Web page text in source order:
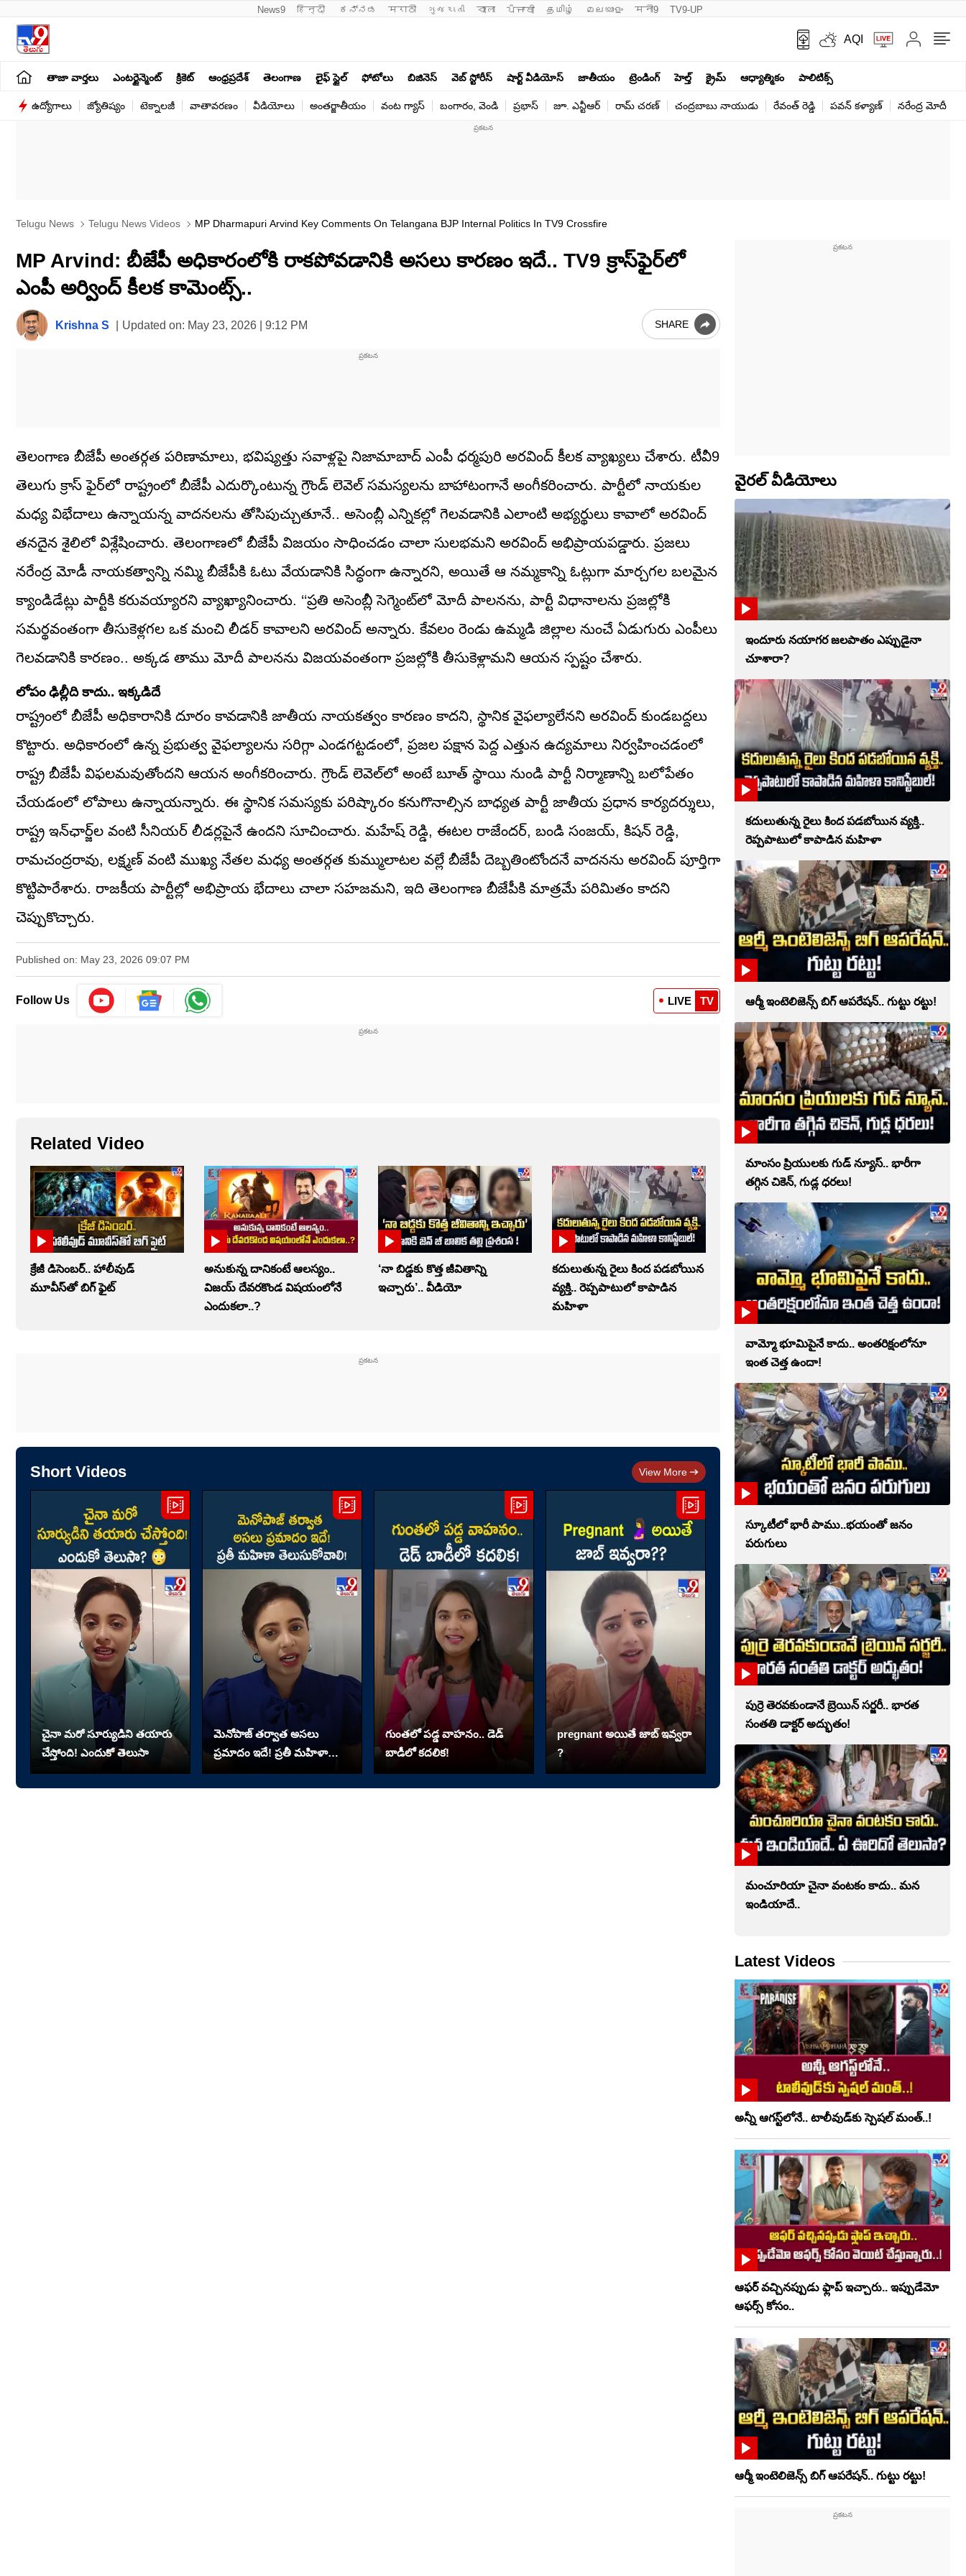
News9 हिन्दी ಕನ್ನಡ मराठी ગુજરાતી বাংলা ਪੰਜਾਬੀ தமிழ் മലയാളം मनी9 TV9-UP
AQI
తాజా వార్తలు ఎంటర్టైన్మెంట్ క్రికెట్ ఆంధ్రప్రదేశ్ తెలంగాణ లైఫ్ స్టైల్ ఫోటోలు బిజినెస్ వెబ్ స్టోరీస్ షార్ట్ వీడియోస్ జాతీయం ట్రెండింగ్ హెల్త్‌ క్రైమ్ ఆధ్యాత్మికం పాలిటిక్స్‌
ఉద్యోగాలు జ్యోతిష్యం టెక్నాలజీ వాతావరణం వీడియోలు అంతర్జాతీయం వంట గ్యాస్ బంగారం, వెండి ప్రభాస్ జూ. ఎన్టీఆర్ రామ్ చ‌ర‌ణ్‌ చంద్రబాబు నాయుడు రేవంత్ రెడ్డి పవన్ కళ్యాణ్ నరేంద్ర మోదీ
Telugu News Telugu News Videos MP Dharmapuri Arvind Key Comments On Telangana BJP Internal Politics In TV9 Crossfire
MP Arvind: బీజేపీ అధికారంలోకి రాకపోవడానికి అసలు కారణం ఇదే.. TV9 క్రాస్‌ఫైర్‌లో
ఎంపీ అర్వింద్ కీలక కామెంట్స్..
Krishna S Updated on: May 23, 2026 | 9:12 PM SHARE
తెలంగాణ బీజేపీ అంతర్గత పరిణామాలు, భవిష్యత్తు సవాళ్లపై నిజామాబాద్ ఎంపీ ధర్మపురి అరవింద్ కీలక వ్యాఖ్యలు చేశారు. టీవీ9
తెలుగు క్రాస్ ఫైర్‌లో రాష్ట్రంలో బీజేపీ ఎదుర్కొంటున్న గ్రౌండ్ లెవెల్ సమస్యలను బాహాటంగానే అంగీకరించారు. పార్టీలో నాయకుల
మధ్య విభేదాలు ఉన్నాయన్న వాదనలను తోసిపుచ్చుతూనే.. అసెంబ్లీ ఎన్నికల్లో గెలవడానికి ఎలాంటి అభ్యర్థులు కావాలో అరవింద్
తనదైన శైలిలో విశ్లేషించారు. తెలంగాణలో బీజేపీ విజయం సాధించడం చాలా సులభమని అరవింద్ అభిప్రాయపడ్డారు. ప్రజలు
నరేంద్ర మోడీ నాయకత్వాన్ని నమ్మి బీజేపీకి ఓటు వేయడానికి సిద్ధంగా ఉన్నారని, అయితే ఆ నమ్మకాన్ని ఓట్లుగా మార్చగల బలమైన
క్యాండిడేట్లు పార్టీకి కరువయ్యారని వ్యాఖ్యానించారు. ‘‘ప్రతి అసెంబ్లీ సెగ్మెంట్‌లో మోదీ పాలనను, పార్టీ విధానాలను ప్రజల్లోకి
సమర్థవంతంగా తీసుకెళ్లగల ఒక మంచి లీడర్ కావాలని అరవింద్ అన్నారు. కేవలం రెండు ఉమ్మడి జిల్లాల నుంచే ఏడుగురు ఎంపీలు
గెలవడానికి కారణం.. అక్కడ తాము మోదీ పాలనను విజయవంతంగా ప్రజల్లోకి తీసుకెళ్లామని ఆయన స్పష్టం చేశారు.
లోపం ఢిల్లీది కాదు.. ఇక్కడిదే
రాష్ట్రంలో బీజేపీ అధికారానికి దూరం కావడానికి జాతీయ నాయకత్వం కారణం కాదని, స్థానిక వైఫల్యాలేనని అరవింద్ కుండబద్దలు
కొట్టారు. అధికారంలో ఉన్న ప్రభుత్వ వైఫల్యాలను సరిగ్గా ఎండగట్టడంలో, ప్రజల పక్షాన పెద్ద ఎత్తున ఉద్యమాలు నిర్వహించడంలో
రాష్ట్ర బీజేపీ విఫలమవుతోందని ఆయన అంగీకరించారు. గ్రౌండ్ లెవెల్‌లో అంటే బూత్ స్థాయి నుండి పార్టీ నిర్మాణాన్ని బలోపేతం
చేయడంలో లోపాలు ఉన్నాయన్నారు. ఈ స్థానిక సమస్యకు పరిష్కారం కనుగొనాల్సిన బాధ్యత పార్టీ జాతీయ ప్రధాన కార్యదర్శులు,
రాష్ట్ర ఇన్‌ఛార్జ్‌ల వంటి సీనియర్ లీడర్లపైనే ఉందని సూచించారు. మహేష్ రెడ్డి, ఈటల రాజేందర్, బండి సంజయ్, కిషన్ రెడ్డి,
రామచంద్రరావు, లక్ష్మణ్ వంటి ముఖ్య నేతల మధ్య అంతర్గత కుమ్ములాటల వల్లే బీజేపీ దెబ్బతింటోందనే వాదనను అరవింద్ పూర్తిగా
కొట్టిపారేశారు. రాజకీయ పార్టీల్లో అభిప్రాయ భేదాలు చాలా సహజమని, ఇది తెలంగాణ బీజేపీకి మాత్రమే పరిమితం కాదని
చెప్పుకొచ్చారు.
Published on: May 23, 2026 09:07 PM
Follow Us LIVE TV
Related Video
క్రేజీ డిసెంబర్‌.. హాలీవుడ్
మూవీస్‌తో బిగ్ ఫైట్‌
అనుకున్న దానికంటే ఆలస్యం..
విజయ్ దేవరకొండ విషయంలోనే
ఎందుకలా..?
‘నా బిడ్డకు కొత్త జీవితాన్ని
ఇచ్చారు’.. వీడియో
కదులుతున్న రైలు కింద పడబోయిన
వ్యక్తి.. రెప్పపాటులో కాపాడిన
మహిళా
Short Videos View More
చైనా మరో సూర్యుడిని తయారు
చేస్తోంది! ఎందుకో తెలుసా
మెనోపాజ్ తర్వాత అసలు
ప్రమాదం ఇదే! ప్రతీ మహిళా
తెలుసుకోవాలి!
గుంతలో పడ్డ వాహనం.. డెడ్
బాడీలో కదలిక!
pregnant అయితే జాబ్ ఇవ్వరా
?
వైరల్ వీడియోలు
ఇందూరు నయాగర జలపాతం ఎప్పుడైనా
చూశారా?
కదులుతున్న రైలు కింద పడబోయిన వ్యక్తి..
రెప్పపాటులో కాపాడిన మహిళా
ఆర్మీ ఇంటెలిజెన్స్ బిగ్ ఆపరేషన్.. గుట్టు రట్టు!
మాంసం ప్రియులకు గుడ్ న్యూస్.. భారీగా
తగ్గిన చికెన్, గుడ్ల ధరలు!
వామ్మో భూమిపైనే కాదు.. అంతరిక్షంలోనూ
ఇంత చెత్త ఉందా!
స్కూటీలో భారీ పాము..భయంతో జనం
పరుగులు
పుర్రె తెరవకుండానే బ్రెయిన్ సర్జరీ.. భారత
సంతతి డాక్టర్ అద్భుతం!
మంచూరియా చైనా వంటకం కాదు.. మన
ఇండియాదే..
Latest Videos
అన్నీ ఆగస్ట్‌లోనే.. టాలీవుడ్‌కు స్పెషల్ మంత్..!
ఆఫర్ వచ్చినప్పుడు ఫ్లాప్ ఇచ్చారు.. ఇప్పుడేమో
ఆఫర్స్ కోసం..
ఆర్మీ ఇంటెలిజెన్స్ బిగ్ ఆపరేషన్.. గుట్టు రట్టు!